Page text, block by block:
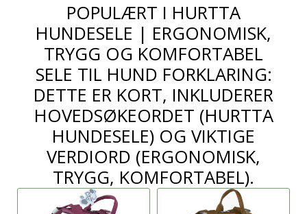
POPULÆRT I HURTTA
HUNDESELE | ERGONOMISK,
TRYGG OG KOMFORTABEL
SELE TIL HUND FORKLARING:
DETTE ER KORT, INKLUDERER
HOVEDSØKEORDET (HURTTA
HUNDESELE) OG VIKTIGE
VERDIORD (ERGONOMISK,
TRYGG, KOMFORTABEL).